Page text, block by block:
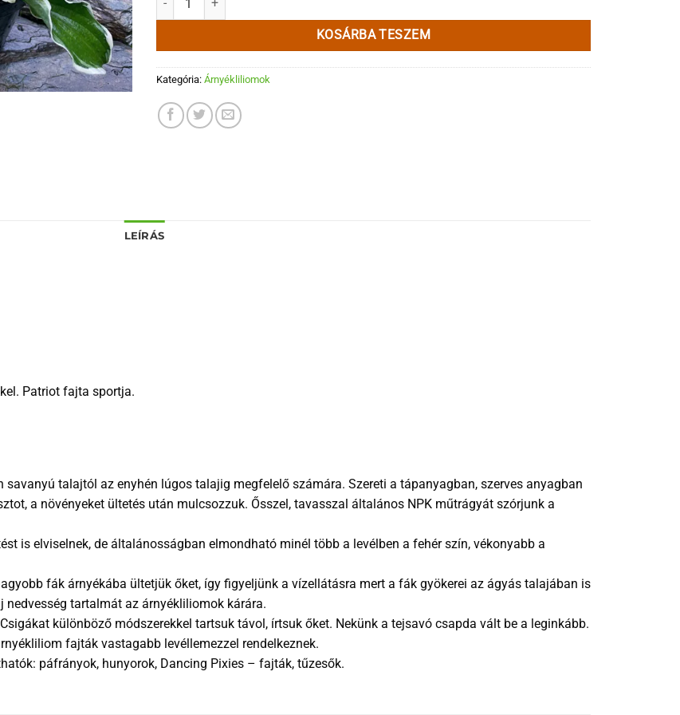
KOSÁRBA TESZEM
Kategória: Árnyékliliomok
LEÍRÁS
Patriot fajta sportja.
savanyú talajtól az enyhén lúgos talajig megfelelő számára. Szereti a tápanyagban, szerves anyagban
a növényeket ültetés után mulcsozzuk. Ősszel, tavasszal általános NPK műtrágyát szórjunk a
is elviselnek, de általánosságban elmondható minél több a levélben a fehér szín, vékonyabb a
fák árnyékába ültetjük őket, így figyeljünk a vízellátásra mert a fák gyökerei az ágyás talajában is
tartalmát az árnyékliliomok kárára.
különböző módszerekkel tartsuk távol, írtsuk őket. Nekünk a tejsavó csapda vált be a leginkább.
fajták vastagabb levéllemezzel rendelkeznek.
páfrányok, hunyorok, Dancing Pixies – fajták, tűzesők.